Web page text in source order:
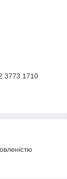
3773 1710